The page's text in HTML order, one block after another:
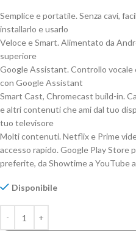
Semplice e portatile. Senza cavi,
installarlo e usarlo
Veloce e Smart. Alimentato da
superiore
Google Assistant. Controllo
con Google Assistant
Smart Cast, Chromecast build-in.
e altri contenuti che ami dal tuo
tuo televisore
Molti contenuti. Netflix e Prime
accesso rapido. Google Play Store
preferite, da Showtime a YouTube
Disponibile